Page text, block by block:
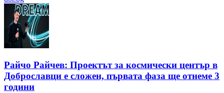
Райчо Райчев: Проектът за космически център в
Доброславци е сложен, първата фаза ще отнеме 3
години